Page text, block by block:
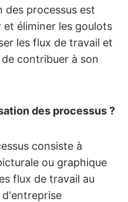
des processus est
éliminer les goulots
les flux de travail et
contribuer à son
des processus ?
consiste à
ou graphique
flux de travail au